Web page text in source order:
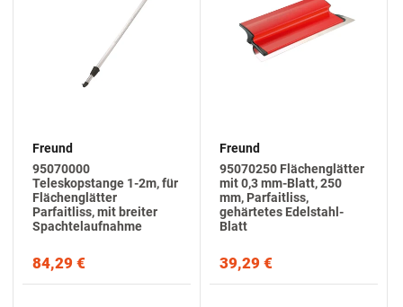
Freund
95070000
Teleskopstange 1-2m, für
Flächenglätter
Parfaitliss, mit breiter
Spachtelaufnahme
84,29 €
Freund
95070250 Flächenglätter
mit 0,3 mm-Blatt, 250
mm, Parfaitliss,
gehärtetes Edelstahl-
Blatt
39,29 €